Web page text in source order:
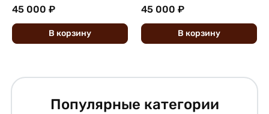
45 000 ₽
В корзину
45 000 ₽
В корзину
Популярные категории